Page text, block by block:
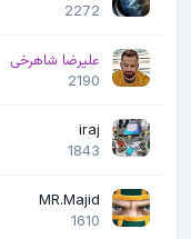
2272
علیرضا شاهرخی
2190
iraj
1843
MR.Majid
1610